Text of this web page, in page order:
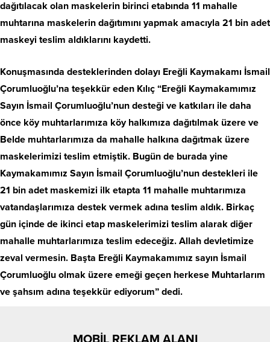
dağıtılacak olan maskelerin birinci etabında 11 mahalle
muhtarına maskelerin dağıtımını yapmak amacıyla 21 bin adet
maskeyi teslim aldıklarını kaydetti.
Konuşmasında desteklerinden dolayı Ereğli Kaymakamı İsmail
Çorumluoğlu’na teşekkür eden Kılıç “Ereğli Kaymakamımız
Sayın İsmail Çorumluoğlu’nun desteği ve katkıları ile daha
önce köy muhtarlarımıza köy halkımıza dağıtılmak üzere ve
Belde muhtarlarımıza da mahalle halkına dağıtmak üzere
maskelerimizi teslim etmiştik. Bugün de burada yine
Kaymakamımız Sayın İsmail Çorumluoğlu’nun destekleri ile
21 bin adet maskemizi ilk etapta 11 mahalle muhtarımıza
vatandaşlarımıza destek vermek adına teslim aldık. Birkaç
gün içinde de ikinci etap maskelerimizi teslim alarak diğer
mahalle muhtarlarımıza teslim edeceğiz. Allah devletimize
zeval vermesin. Başta Ereğli Kaymakamımız sayın İsmail
Çorumluoğlu olmak üzere emeği geçen herkese Muhtarlarım
ve şahsım adına teşekkür ediyorum” dedi.